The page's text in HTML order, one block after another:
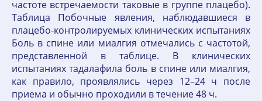
частоте встречаемости таковые в группе плацебо).
Таблица Побочные явления, наблюдавшиеся в
плацебо-контролируемых клинических испытаниях
Боль в спине или миалгия отмечались с частотой,
представленной в таблице. В клинических
испытаниях тадалафила боль в спине или миалгия,
как правило, проявлялись через 12–24 ч после
приема и обычно проходили в течение 48 ч.